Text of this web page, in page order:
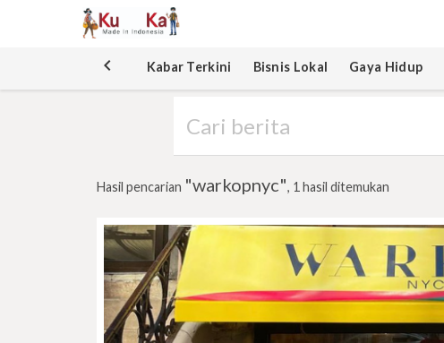
keyboard_arrow_left Kabar Terkini Bisnis Lokal Gaya Hidup
Hasil pencarian "warkopnyc", 1 hasil ditemukan